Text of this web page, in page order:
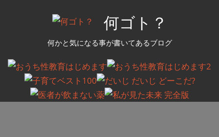
ツ
何ゴト？
何かと気になる事が書いてあるブログ